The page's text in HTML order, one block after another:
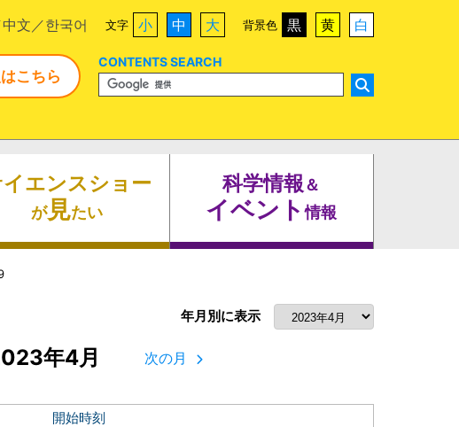
中文 한국어 文字 小 中 大 背景色 黒 黄 白
こちら
CONTENTS SEARCH
エンスショー
が見たい
科学情報＆
イベント情報
年月別に表示
年4月 次の月
開始時刻